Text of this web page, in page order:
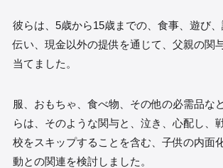
彼らは、5歳から15歳までの、食事、遊び
伝い、現金以外の提供を通じて、父親の関
当てました。
服、おもちゃ、食べ物、その他の必需品な
らは、そのような関与と、泣き、心配し、
校をスキップすることを含む、子供の内面
動との関連を検討しました。